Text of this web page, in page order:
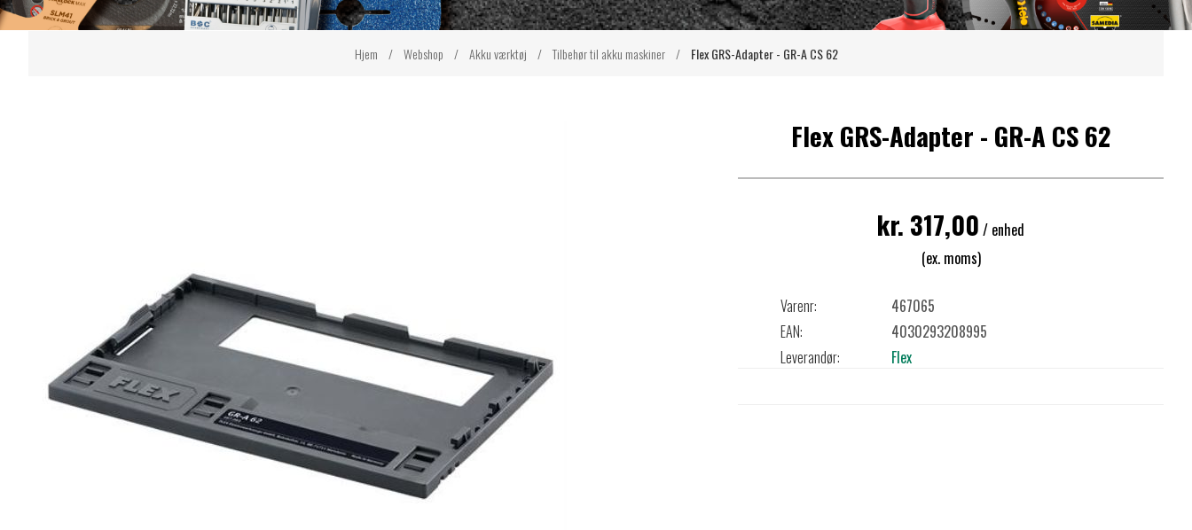
Hjem / Webshop / Akku værktøj / Tilbehør til akku maskiner / Flex GRS-Adapter - GR-A CS 62
Flex GRS-Adapter - GR-A CS 62
kr. 317,00 / enhed
(ex. moms)
Varenr:
467065
EAN:
4030293208995
Leverandør:
Flex